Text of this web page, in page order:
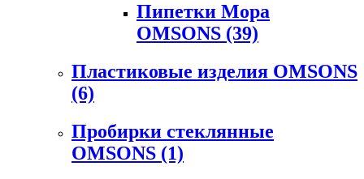
Пипетки Мора
OMSONS (39)
Пластиковые изделия OMSONS
(6)
Пробирки стеклянные
OMSONS (1)